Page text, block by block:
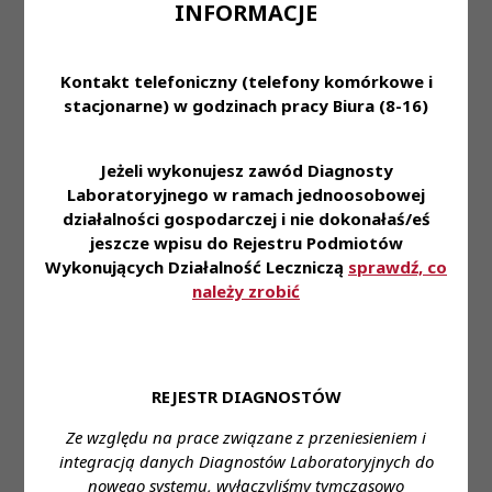
INFORMACJE
Kontakt telefoniczny (telefony komórkowe i
stacjonarne) w godzinach pracy Biura (8-16)
Jeżeli wykonujesz zawód Diagnosty
Laboratoryjnego w ramach jednoosobowej
działalności gospodarczej i nie dokonałaś/eś
jeszcze wpisu do Rejestru Podmiotów
Wykonujących Działalność Leczniczą sprawdź, co
należy zrobić
REJESTR DIAGNOSTÓW
Ze względu na prace związane z przeniesieniem i
integracją danych Diagnostów Laboratoryjnych do
nowego systemu, wyłączyliśmy tymczasowo
Kierowników Medycznych
wydatkowania środków
finansowych
przeznaczonych na
Uchwała Nr 85/IV/2016
Krajowej Rady
Diagnostów
Laboratoryjnych z dnia
16 grudnia 2016 roku
Uchwały
KRDL -
Kadencja
IV
KRDL -
Kadencja IV
-
Posiedzenie
VIII
Treść
Laboratoryjnych z dnia
w sprawie zatwierdzenia
decyzji Komisji Nagród i
Uchwały
KRDL -
Treść
Załącznik-
1